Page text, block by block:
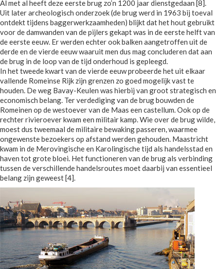
Al met al heeft deze eerste brug zo’n 1200 jaar dienstgedaan [8].
Uit later archeologisch onderzoek (de brug werd in 1963 bij toeval
ontdekt tijdens baggerwerkzaamheden) blijkt dat het hout gebruikt
voor de damwanden van de pijlers gekapt was in de eerste helft van
de eerste eeuw. Er werden echter ook balken aangetroffen uit de
derde en de vierde eeuw waaruit men dus mag concluderen dat aan
de brug in de loop van de tijd onderhoud is gepleegd.
In het tweede kwart van de vierde eeuw probeerde het uit elkaar
vallende Romeinse Rijk zijn grenzen zo goed mogelijk vast te
houden. De weg Bavay-Keulen was hierbij van groot strategisch en
economisch belang. Ter verdediging van de brug bouwden de
Romeinen op de westoever van de Maas een castellum. Ook op de
rechter rivieroever kwam een militair kamp. Wie over de brug wilde,
moest dus tweemaal de militaire bewaking passeren, waarmee
ongewenste bezoekers op afstand werden gehouden. Maastricht
kwam in de Merovingische en Karolingische tijd als handelsstad en
haven tot grote bloei. Het functioneren van de brug als verbinding
tussen de verschillende handelsroutes moet daarbij van essentieel
belang zijn geweest [4].